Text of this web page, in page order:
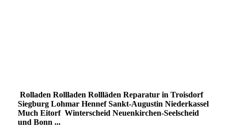
Rolladen Rollladen Rollläden Reparatur in Troisdorf
Siegburg Lohmar Hennef Sankt-Augustin Niederkassel
Much Eitorf Winterscheid Neuenkirchen-Seelscheid
und Bonn ...